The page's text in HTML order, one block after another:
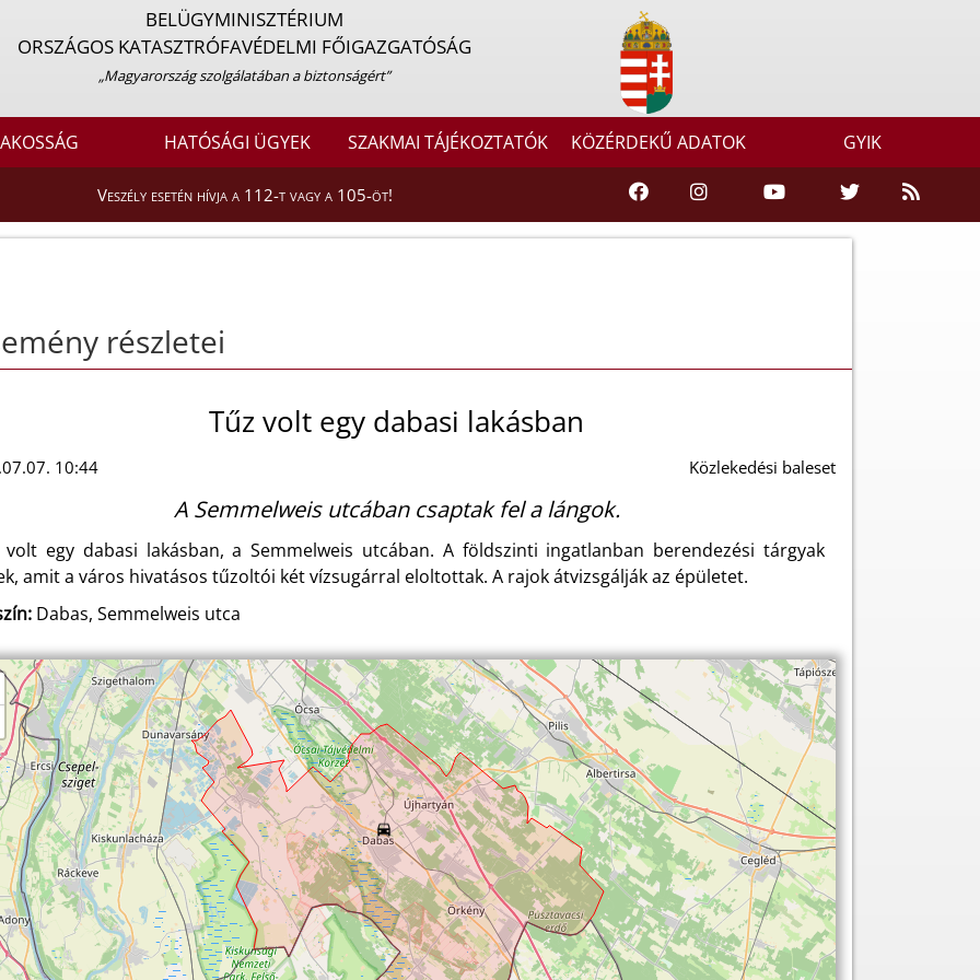
BELÜGYMINISZTÉRIUM
ORSZÁGOS KATASZTRÓFAVÉDELMI FŐIGAZGATÓSÁG
„Magyarország szolgálatában a biztonságért”
HATÓSÁGI ÜGYEK SZAKMAI TÁJÉKOZTATÓK KÖZÉRDEKŰ ADATOK GYIK
Veszély esetén hívja a 112-t vagy a 105-öt!
részletei
Tűz volt egy dabasi lakásban
10:44 Közlekedési baleset
A Semmelweis utcában csaptak fel a lángok.
volt egy dabasi lakásban, a Semmelweis utcában. A földszinti ingatlanban berendezési tárgyak
amit a város hivatásos tűzoltói két vízsugárral eloltottak. A rajok átvizsgálják az épületet.
Dabas, Semmelweis utca